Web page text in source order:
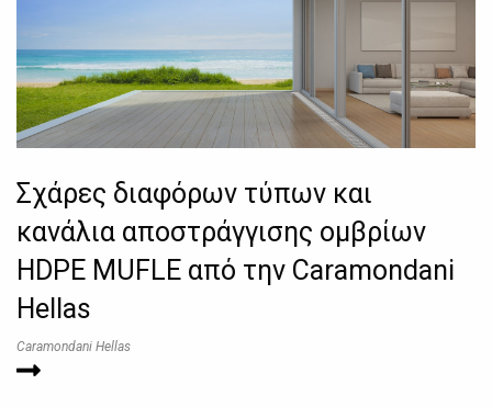
Σχάρες διαφόρων τύπων και
κανάλια αποστράγγισης ομβρίων
HDPE MUFLE από την Caramondani
Hellas
Caramondani Hellas